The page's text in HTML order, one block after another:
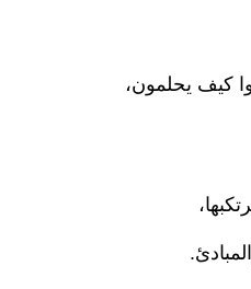
كيف يحلمون،